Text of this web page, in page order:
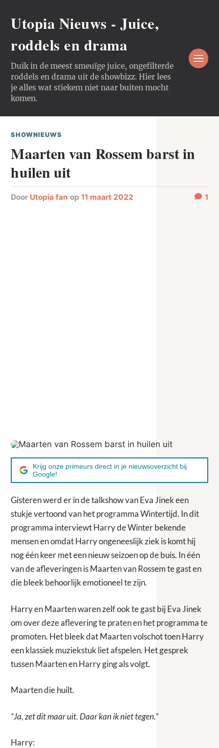
Utopia Nieuws - Juice,
roddels en drama
Duik in de meest smeuïge juice, ongefilterde
roddels en drama uit de showbizz. Hier lees
je alles wat stiekem niet naar buiten mocht
komen.
SHOWNIEUWS
Maarten van Rossem barst in
huilen uit
door Utopia fan op11 maart 2022 1
Krijg onze primeurs direct in je nieuwsoverzicht bij
Google!
Gisteren werd er in de talkshow van Eva Jinek een
stukje vertoond van het programma Wintertijd. In dit
programma interviewt Harry de Winter bekende
mensen en omdat Harry ongeneeslijk ziek is komt hij
nog één keer met een nieuw seizoen op de buis. In één
van de afleveringen is Maarten van Rossem te gast en
die bleek behoorlijk emotioneel te zijn.
Harry en Maarten waren zelf ook te gast bij Eva Jinek
om over deze aflevering te praten en het programma te
promoten. Het bleek dat Maarten volschot toen Harry
een klassiek muziekstuk liet afspelen. Het gesprek
tussen Maarten en Harry ging als volgt.
Maarten die huilt.
“Ja, zet dit maar uit. Daar kan ik niet tegen.”
Harry: